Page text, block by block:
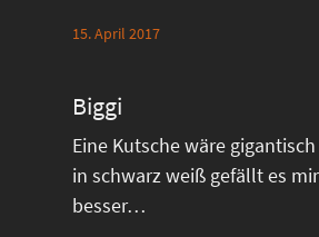
15. April 2017
Biggi
Eine Kutsche wäre
in schwarz weiß gefällt es
besser…